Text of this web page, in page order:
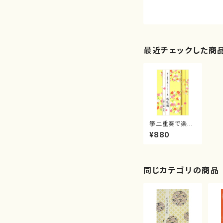
最近チェックした商
箏二重奏で楽し
むメドレー集
唱歌編(/水野
¥880
同じカテゴリの商品